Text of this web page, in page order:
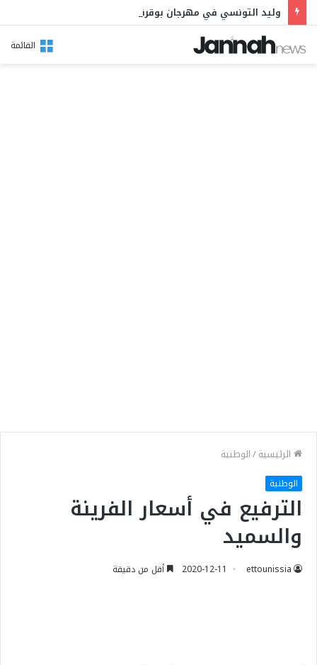
القائمة
الرئيسية/الوطنية
الوطنية
الترفيع في أسعار الفرينة
والسميد
ettounissia
2020-12-11 أقل من دقيقة